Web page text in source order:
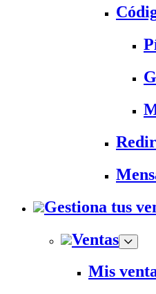
Gestiona tus
Ventas
Mis